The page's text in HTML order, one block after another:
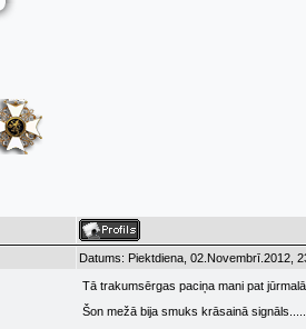
Datums: Piektdiena, 02.Novembrī.2012,
Tā trakumsērgas paciņa mani pat
Šon mežā bija smuks krāsainā